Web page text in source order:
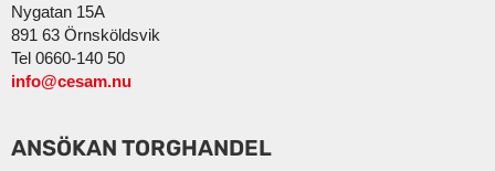
Nygatan 15A
891 63 Örnsköldsvik
Tel 0660-140 50
info@cesam.nu
ANSÖKAN TORGHANDEL